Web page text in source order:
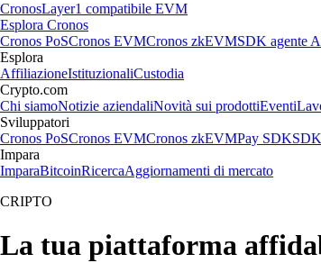
CronosLayer1 compatibile EVM
Esplora Cronos
Cronos PoSCronos EVMCronos zkEVMSDK agente
Esplora
AffiliazioneIstituzionaliCustodia
Crypto.com
Chi siamoNotizie aziendaliNovità sui prodottiEventi
Sviluppatori
Cronos PoSCronos EVMCronos zkEVMPay SDK
Impara
ImparaBitcoinRicercaAggiornamenti di mercato
CRIPTO
La tua piattaforma